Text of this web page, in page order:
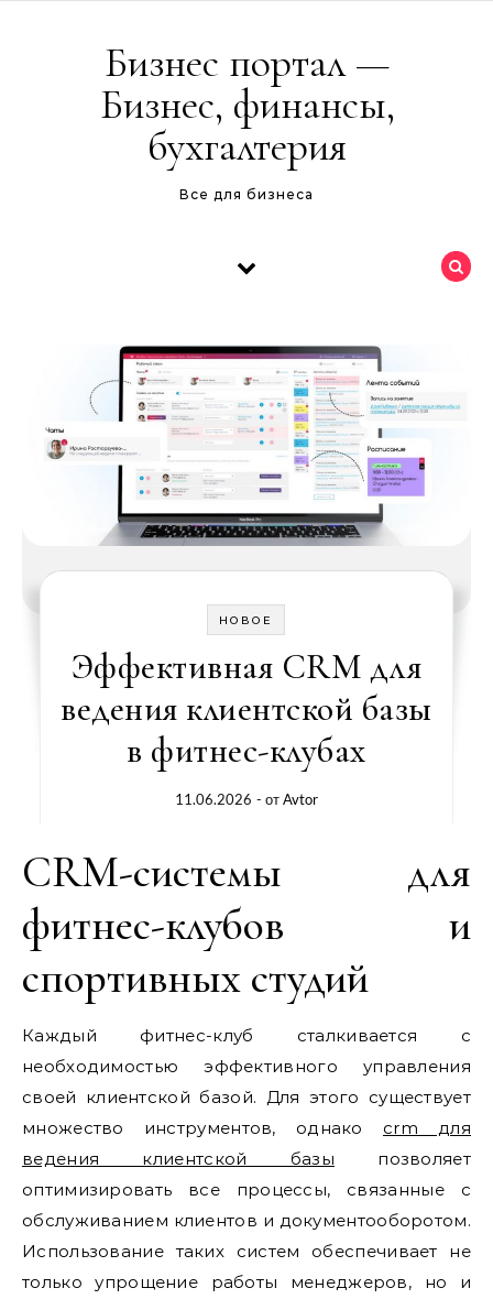
Бизнес портал —
Бизнес, финансы,
бухгалтерия
Все для бизнеса
НОВОЕ
Эффективная CRM для
ведения клиентской базы
в фитнес-клубах
11.06.2026 - отAvtor
CRM-системы для
фитнес-клубов и
спортивных студий
Каждый фитнес-клуб сталкивается с
необходимостью эффективного управления
своей клиентской базой. Для этого существует
множество инструментов, однако crm для
ведения клиентской базы позволяет
оптимизировать все процессы, связанные с
обслуживанием клиентов и документооборотом.
Использование таких систем обеспечивает не
только упрощение работы менеджеров, но и